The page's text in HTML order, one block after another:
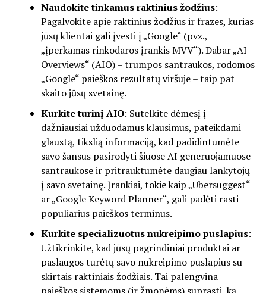
Naudokite tinkamus raktinius žodžius:
Pagalvokite apie raktinius žodžius ir frazes, kurias
jūsų klientai gali įvesti į „Google“ (pvz.,
„įperkamas rinkodaros įrankis MVV“). Dabar „AI
Overviews“ (AIO) – trumpos santraukos, rodomos
„Google“ paieškos rezultatų viršuje – taip pat
skaito jūsų svetainę.
Kurkite turinį AIO: Sutelkite dėmesį į
dažniausiai užduodamus klausimus, pateikdami
glaustą, tikslią informaciją, kad padidintumėte
savo šansus pasirodyti šiuose AI generuojamuose
santraukose ir pritrauktumėte daugiau lankytojų
į savo svetainę. Įrankiai, tokie kaip „Ubersuggest“
ar „Google Keyword Planner“, gali padėti rasti
populiarius paieškos terminus.
Kurkite specializuotus nukreipimo puslapius:
Užtikrinkite, kad jūsų pagrindiniai produktai ar
paslaugos turėtų savo nukreipimo puslapius su
skirtais raktiniais žodžiais. Tai palengvina